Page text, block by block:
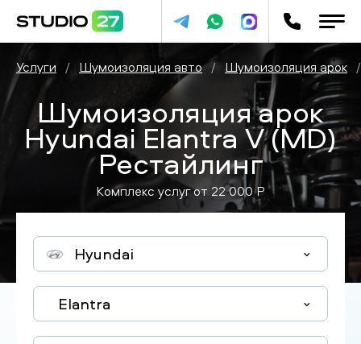
Услуги / Шумоизоляция авто / Шумоизоляция арок /
Шумоизоляция арок
Hyundai Elantra V (MD)
Рестайлинг
Комплекс услуг от 22 000P
Hyundai
Elantra